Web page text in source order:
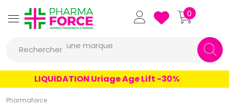
Pharmaforce Grande Pharmacie
0
Rechercher
une marque
un conseil
un produit
une marque
LIQUIDATION Uriage Age Lift -30%
Pharmaforce